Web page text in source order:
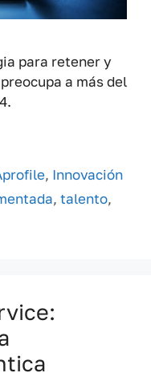
para retener y
a más del
, Innovación
, talento,